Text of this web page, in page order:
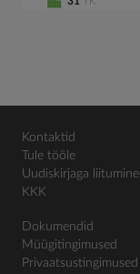
Kontaktid
Tule tööle
Uudiskirjaga liitumine
KKK
Dokumendid
Müügitingimused
Privaatsustingimused